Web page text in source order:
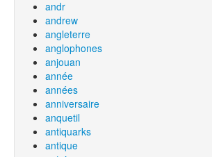
andr
andrew
angleterre
anglophones
anjouan
année
années
anniversaire
anquetil
antiquarks
antique